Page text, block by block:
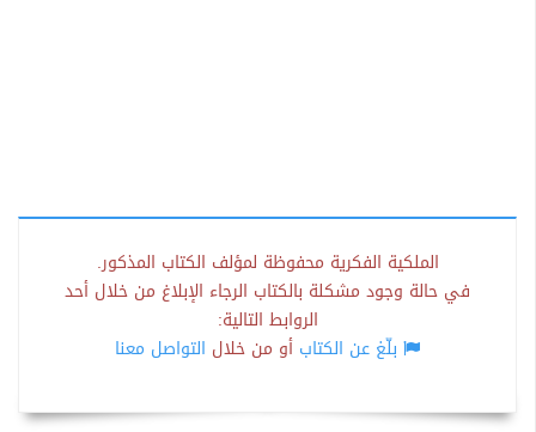
الملكية الفكرية محفوظة لمؤلف الكتاب المذكور.
في حالة وجود مشكلة بالكتاب الرجاء الإبلاغ من خلال أحد
الروابط التالية:
بلّغ عن الكتاب أو من خلال التواصل معنا